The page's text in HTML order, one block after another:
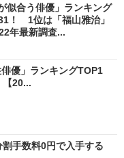
似合う俳優」ランキング
！ 1位は「福山雅治」
年最新調査...
俳優」ランキングTOP1
20...
手数料0円で入手する